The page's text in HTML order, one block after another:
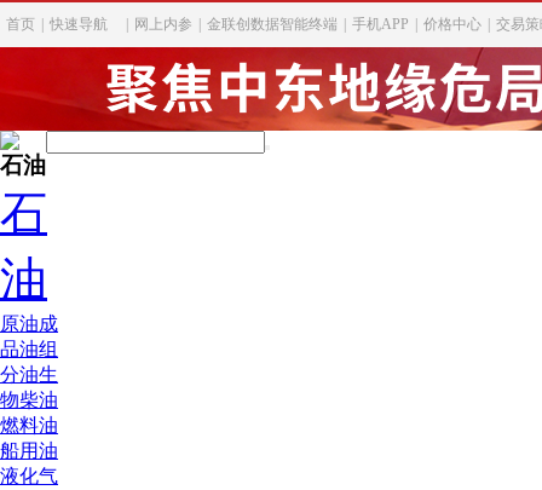
首页 快速导航 网上内参 金联创数据智能终端 手机APP 价格中心 交易
石油
石
油
原油成
品油组
分油生
物柴油
燃料油
船用油
液化气